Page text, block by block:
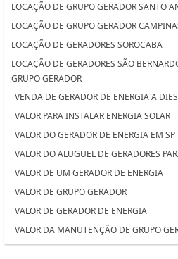
LOCAÇÃO DE GRUPO GERADOR SANTO
LOCAÇÃO DE GRUPO GERADOR
LOCAÇÃO DE GERADORES SOROCABA
LOCAÇÃO DE GERADORES SÃO
LOCAÇÃO DE GERADORES PARA
LOCAÇÃO DE GERADORES PARA
CAMPO
LOCAÇÃO DE GERADORES PARA
LOCAÇÃO DE GERADORES OSASCO
LOCAÇÃO DE GERADORES DE ENERGIA
LOCAÇÃO DE GERADORES DE ENERGIA
LOCAÇÃO DE GERADORES DE ENERGIA A
LOCAÇÃO DE GERADORES DE ENERGIA A
GRUPO GERADOR
VENDA DE GERADOR DE ENERGIA A
VALOR PARA INSTALAR ENERGIA SOLAR
VALOR DO GERADOR DE ENERGIA EM SP
VALOR DO ALUGUEL DE GERADORES
VALOR DE UM GERADOR DE ENERGIA
VALOR DE GRUPO GERADOR
VALOR DE GERADOR DE ENERGIA
VALOR DA MANUTENÇÃO DE GRUPO
VALOR ALUGUEL GERADOR